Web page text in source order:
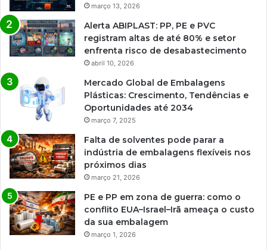
março 13, 2026
Alerta ABIPLAST: PP, PE e PVC
registram altas de até 80% e setor
enfrenta risco de desabastecimento
abril 10, 2026
Mercado Global de Embalagens
Plásticas: Crescimento, Tendências e
Oportunidades até 2034
março 7, 2025
Falta de solventes pode parar a
indústria de embalagens flexíveis nos
próximos dias
março 21, 2026
PE e PP em zona de guerra: como o
conflito EUA–Israel–Irã ameaça o custo
da sua embalagem
março 1, 2026